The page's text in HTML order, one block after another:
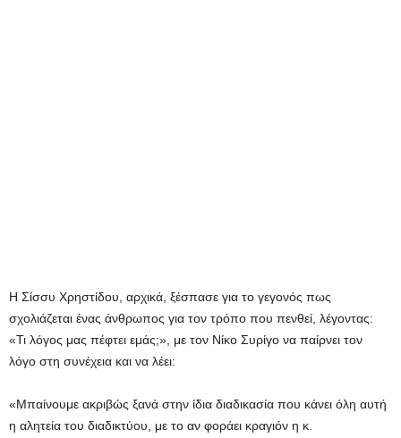
Η Σίσσυ Χρηστίδου, αρχικά, ξέσπασε για το γεγονός πως
σχολιάζεται ένας άνθρωπος για τον τρόπο που πενθεί, λέγοντας:
«Τι λόγος μας πέφτει εμάς;», με τον Νίκο Συρίγο να παίρνει τον
λόγο στη συνέχεια και να λέει:
«Μπαίνουμε ακριβώς ξανά στην ίδια διαδικασία που κάνει όλη αυτή
η αλητεία του διαδικτύου, με το αν φοράει κραγιόν η κ.